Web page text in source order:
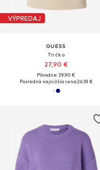
VÝPREDAJ
GUESS
Tričko
27,90 €
Pôvodne: 39,90 €
Posledná najnižšia cena:26,18 €